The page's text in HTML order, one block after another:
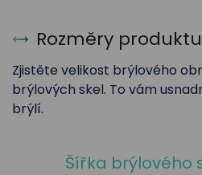
Rozměry produktu
Zjistěte velikost brýlového
brýlových skel. To vám
brýlí.
Šířka brýlového